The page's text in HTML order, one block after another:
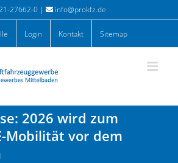
27662-0 | info@prokfz.de
Login Kontakt Sitemap
2026 wird zum
Mobilität vor dem